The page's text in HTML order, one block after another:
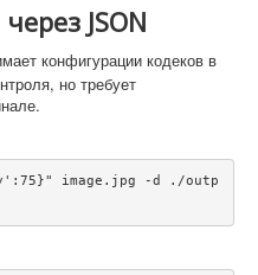
JSON
конфигурации кодеков в
но требует
image.jpg -d ./outp